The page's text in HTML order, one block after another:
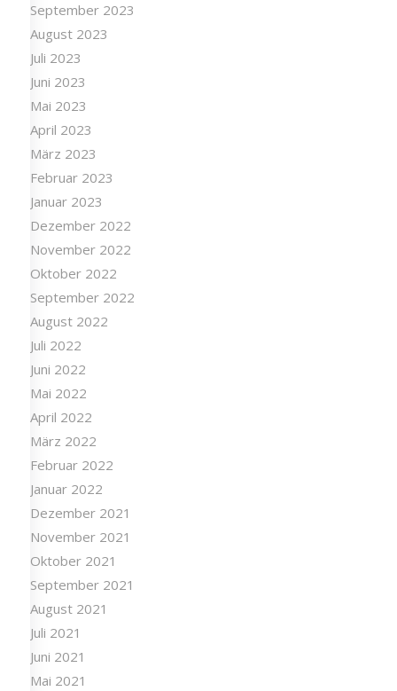
September 2023
August 2023
Juli 2023
Juni 2023
Mai 2023
April 2023
März 2023
Februar 2023
Januar 2023
Dezember 2022
November 2022
Oktober 2022
September 2022
August 2022
Juli 2022
Juni 2022
Mai 2022
April 2022
März 2022
Februar 2022
Januar 2022
Dezember 2021
November 2021
Oktober 2021
September 2021
August 2021
Juli 2021
Juni 2021
Mai 2021